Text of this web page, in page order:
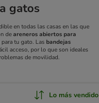
gatos
en todas las casas en las que
deareneros abiertos para
tu gato. Las bandejas
acceso, por lo que son ideales
de movilidad.
Lo más vendido